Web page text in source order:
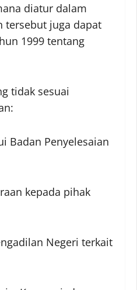
diatur dalam
tersebut juga dapat
1999 tentang
tidak sesuai
Badan Penyelesaian
kepada pihak
Negeri terkait